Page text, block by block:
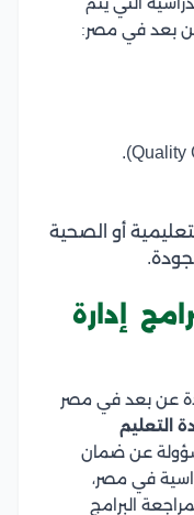
بعد في مصر:
أو الصحية
إدارة
عن بعد في مصر
التعليم
عن ضمان
في مصر،
البرامج